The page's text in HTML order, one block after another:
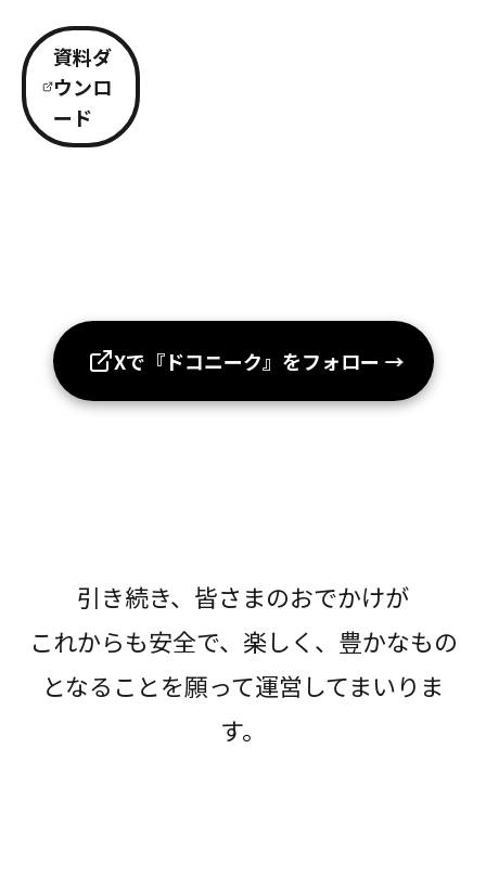
資料ダ
ウンロ
ード
Xで『ドコニーク』をフォロー →
引き続き、皆さまのおでかけが
これからも安全で、楽しく、豊かなもの
となることを願って運営してまいりま
す。